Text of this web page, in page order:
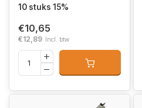
10 stuks 15%
€10,65
€12,89 Incl. btw